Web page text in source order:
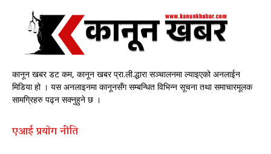
कानून खबर डट कम, कानून खबर प्रा.ली.द्धारा सञ्चालनमा ल्याइएको अनलाईन
मिडिया हो । यस अनलाइनमा कानूनसँग सम्बन्धित विभिन्न सूचना तथा समाचारमूलक
सामग्रिहरु पढ्न सक्नुहुने छ ।
एआई प्रयाेग नीति